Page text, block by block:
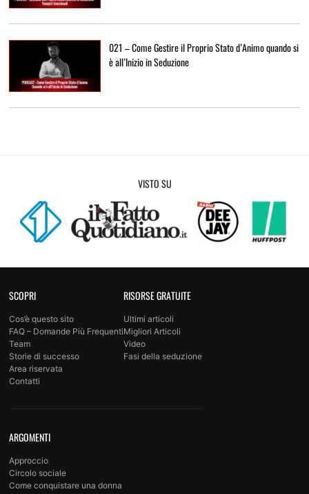
021 – Come Gestire il Proprio Stato d’Animo quando si
è all’Inizio in Seduzione
VISTO SU
SCOPRI
Cos’è questo sito
FAQ – Domande Più Frequenti
Team
Storie di successo
Area riservata
Contatti
RISORSE GRATUITE
Ultimi articoli
Migliori Articoli
Video
Fasi della seduzione
ARGOMENTI
Approccio
Circolo sociale
Come conquistare una donna